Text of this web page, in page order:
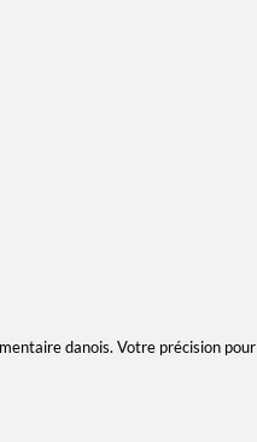
danois. Votre précision